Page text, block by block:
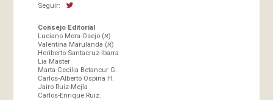
Seguir:
Consejo Editorial
Luciano Mora-Osejo (א)
Valentina Marulanda (א)
Heriberto Santacruz-Ibarra
Lia Master
Marta-Cecilia Betancur G.
Carlos-Alberto Ospina H.
Jairo Ruiz-Mejía
Carlos-Enrique Ruiz.